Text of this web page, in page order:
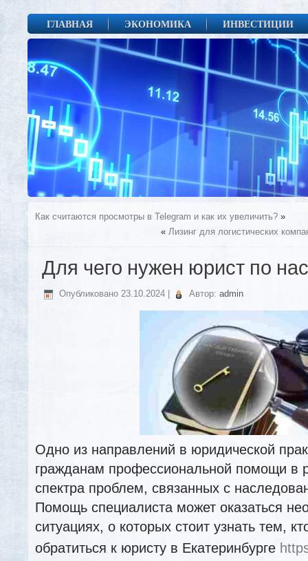
ГЛАВНАЯ ЭКОНОМИКА ИНВЕСТИЦИИ
Как считаются просмотры в Telegram и как их увеличить? »
« Лизинг для логистических
Для чего нужен юрист по
Опубликовано 23.10.2024 Автор: admin
Одно из направлений в юридической
гражданам профессиональной помощи в
спектра проблем, связанных с
Помощь специалиста может оказаться
ситуациях, о которых стоит узнать тем,
обратиться к юристу в Екатеринбурге